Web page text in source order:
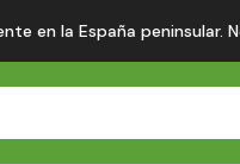
en la España peninsular.